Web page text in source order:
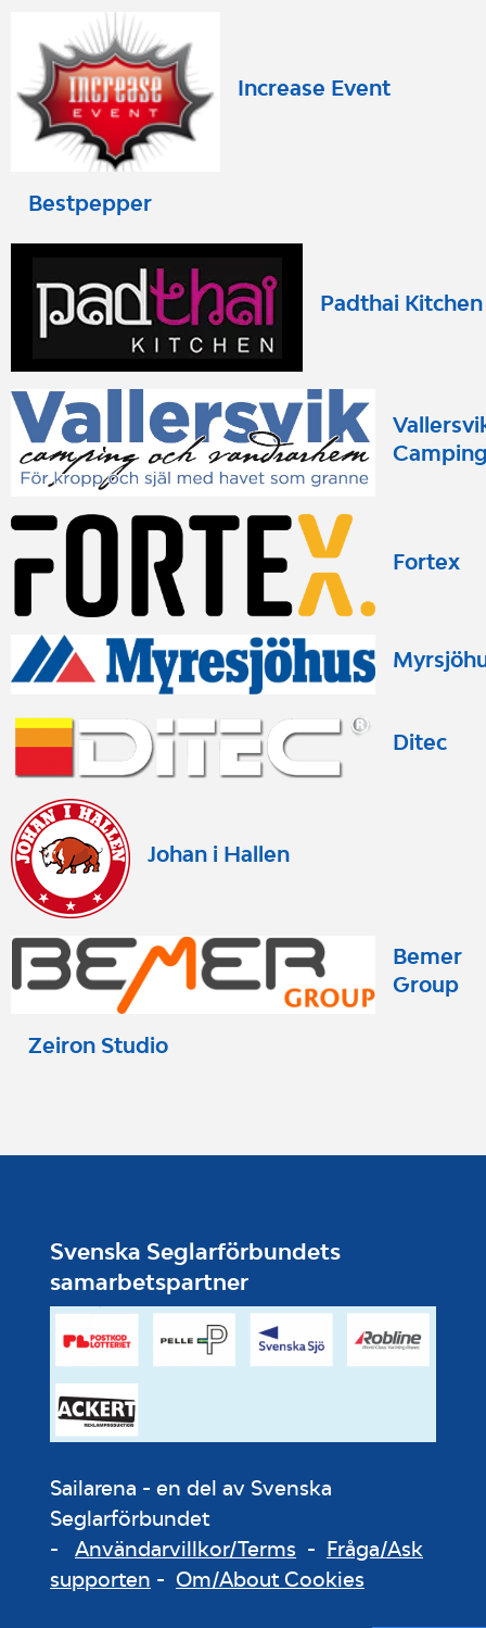
Increase Event
Bestpepper
Padthai Kitchen
Fortex
Ditec
Johan i Hallen
Bemer
Group
Zeiron Studio
Svenska Seglarförbundets
samarbetspartner
Sailarena - en del av Svenska
Seglarförbundet
- Användarvillkor/Terms - Fråga/Ask
supporten - Om/About Cookies